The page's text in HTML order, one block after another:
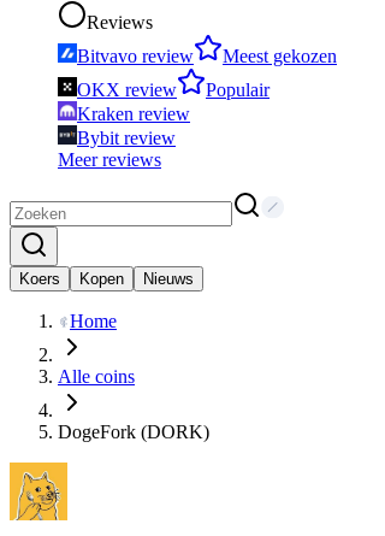
Reviews
Bitvavo review
Meest gekozen
OKX review
Populair
Kraken review
Bybit review
Meer reviews
Koers Kopen Nieuws
Home
Alle coins
DogeFork (DORK)